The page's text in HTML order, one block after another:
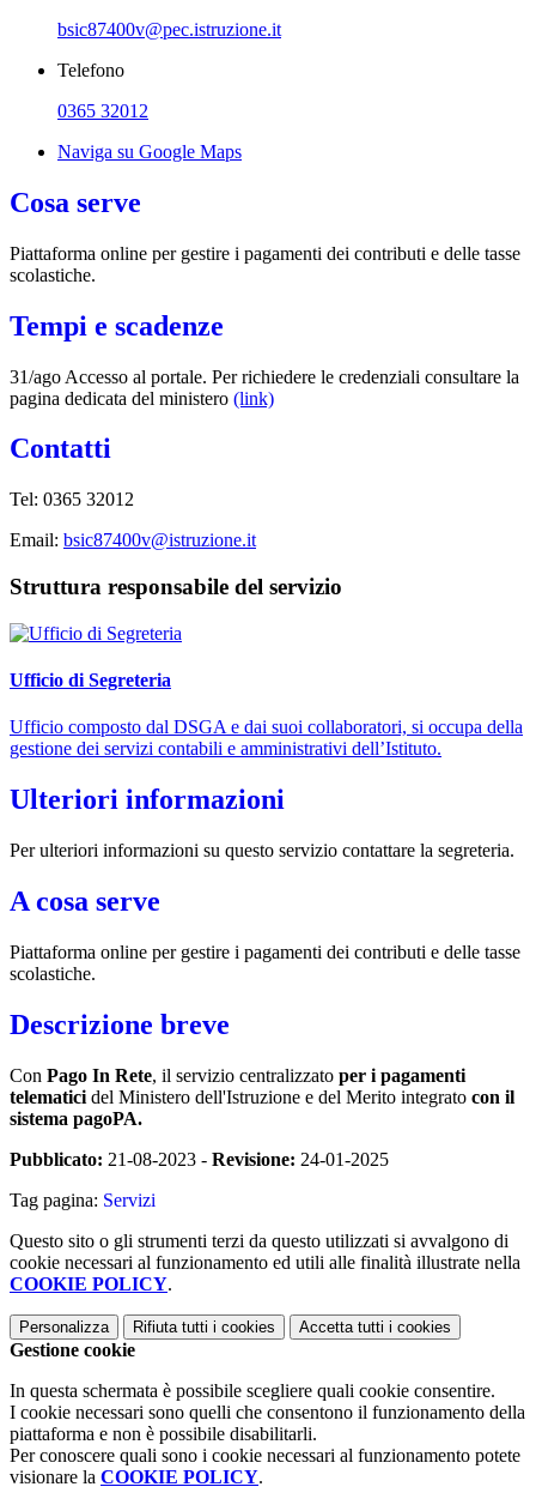
bsic87400v@pec.istruzione.it
Telefono
0365 32012
Naviga su Google Maps
Cosa serve
Piattaforma online per gestire i pagamenti dei contributi e delle tasse
scolastiche.
Tempi e scadenze
31/ago Accesso al portale. Per richiedere le credenziali consultare la
pagina dedicata del ministero (link)
Contatti
Tel: 0365 32012
Email: bsic87400v@istruzione.it
Struttura responsabile del servizio
Ufficio di Segreteria
Ufficio composto dal DSGA e dai suoi collaboratori, si occupa della
gestione dei servizi contabili e amministrativi dell’Istituto.
Ulteriori informazioni
Per ulteriori informazioni su questo servizio contattare la segreteria.
A cosa serve
Piattaforma online per gestire i pagamenti dei contributi e delle tasse
scolastiche.
Descrizione breve
Con Pago In Rete, il servizio centralizzato per i pagamenti
telematici del Ministero dell'Istruzione e del Merito integrato con il
sistema pagoPA.
Pubblicato: 21-08-2023 - Revisione: 24-01-2025
Tag pagina: Servizi
Questo sito o gli strumenti terzi da questo utilizzati si avvalgono di
cookie necessari al funzionamento ed utili alle finalità illustrate nella
COOKIE POLICY.
Personalizza Rifiuta tutti i cookies Accetta tutti i cookies
Gestione cookie
In questa schermata è possibile scegliere quali cookie consentire.
I cookie necessari sono quelli che consentono il funzionamento della
piattaforma e non è possibile disabilitarli.
Per conoscere quali sono i cookie necessari al funzionamento potete
visionare la COOKIE POLICY.